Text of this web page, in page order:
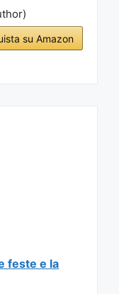
su Amazon
feste e la